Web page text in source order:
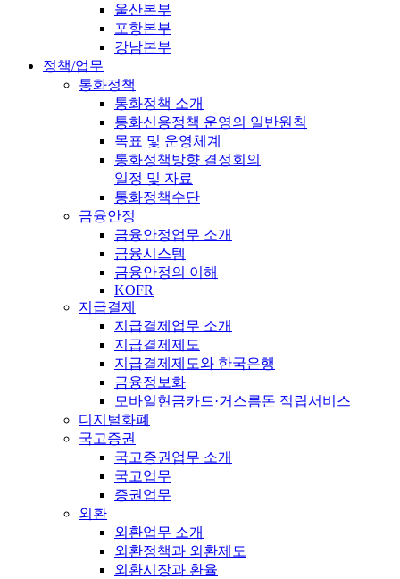
울산본부
포항본부
강남본부
정책/업무
통화정책
통화정책 소개
통화신용정책 운영의 일반원칙
목표 및 운영체계
통화정책방향 결정회의
일정 및 자료
통화정책수단
금융안정
금융안정업무 소개
금융시스템
금융안정의 이해
KOFR
지급결제
지급결제업무 소개
지급결제제도
지급결제제도와 한국은행
금융정보화
모바일현금카드·거스름돈 적립서비스
디지털화폐
국고증권
국고증권업무 소개
국고업무
증권업무
외환
외환업무 소개
외환정책과 외환제도
외환시장과 환율